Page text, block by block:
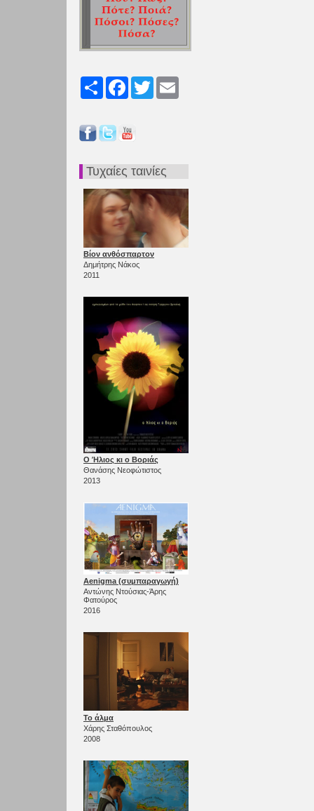
Share FacebookTwitter
Τυχαίες ταινίες
Βίον ανθόσπαρτον
Δημήτρης Νάκος
2011
Ο Ήλιος κι ο Βοριάς
Θανάσης Νεοφώτιστος
2013
Aenigma (συμπαραγωγή)
Αντώνης Ντούσιας-Άρης
Φατούρος
2016
Το άλμα
Χάρης Σταθόπουλος
2008